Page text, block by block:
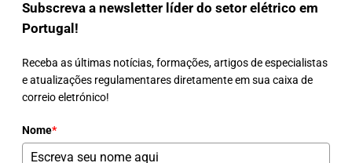
Subscreva a newsletter líder do setor elétrico em
Portugal!
Receba as últimas notícias, formações, artigos de especialistas
e atualizações regulamentares diretamente em sua caixa de
correio eletrónico!
Nome*